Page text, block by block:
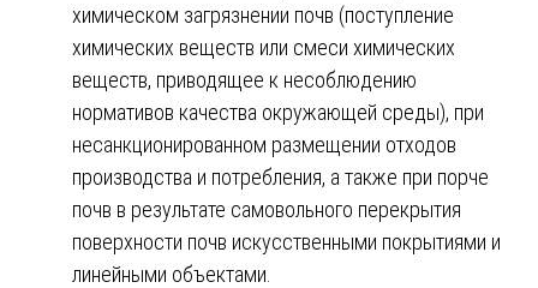
химическом загрязнении почв (поступление
химических веществ или смеси химических
веществ, приводящее к несоблюдению
нормативов качества окружающей среды), при
несанкционированном размещении отходов
производства и потребления, а также при порче
почв в результате самовольного перекрытия
поверхности почв искусственными покрытиями и
линейными объектами.